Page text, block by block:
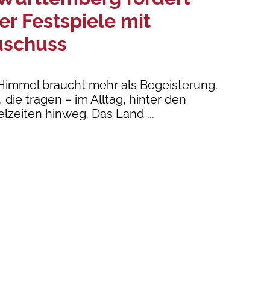
Festspiele mit
braucht mehr als Begeisterung.
die tragen – im Alltag, hinter den
hinweg. Das Land